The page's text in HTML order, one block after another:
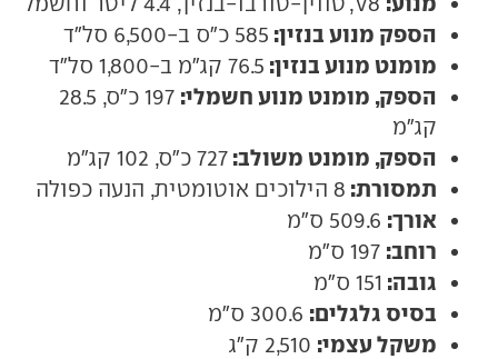
הספק מנוע בנזין: 585 כ"ס ב-6,500 סל"ד
מומנט מנוע בנזין: 76.5 קג"מ ב-1,800 סל"ד
הספק, מומנט מנוע חשמלי:
197 כ"ס, 28.5
קג"מ
הספק, מומנט משולב: 727 כ"ס, 102 קג"מ
תמסורת: 8 הילוכים אוטומטית, הנעה כפולה
אורך:
רוחב:
גובה: 151 ס"מ
בסיס גלגלים:
משקל עצמי: